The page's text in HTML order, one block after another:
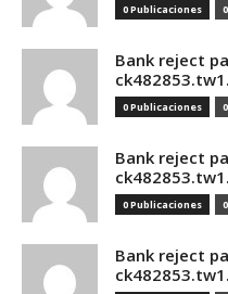
0 Publicaciones
Bank reject
0 Publicaciones
Bank reject
0 Publicaciones
Bank reject